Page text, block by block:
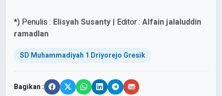
*) Penulis : Elisyah Susanty | Editor : Alfain jalaluddin
ramadlan
SD Muhammadiyah 1 Driyorejo Gresik
Bagikan :